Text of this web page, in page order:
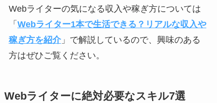
Webライターの気になる収入や稼ぎ方については
「 Webライター1本で生活できる？リアルな収入や
稼ぎ方を紹介」で解説しているので、興味のある
方はぜひご覧ください。
Webライターに絶対必要なスキル7選